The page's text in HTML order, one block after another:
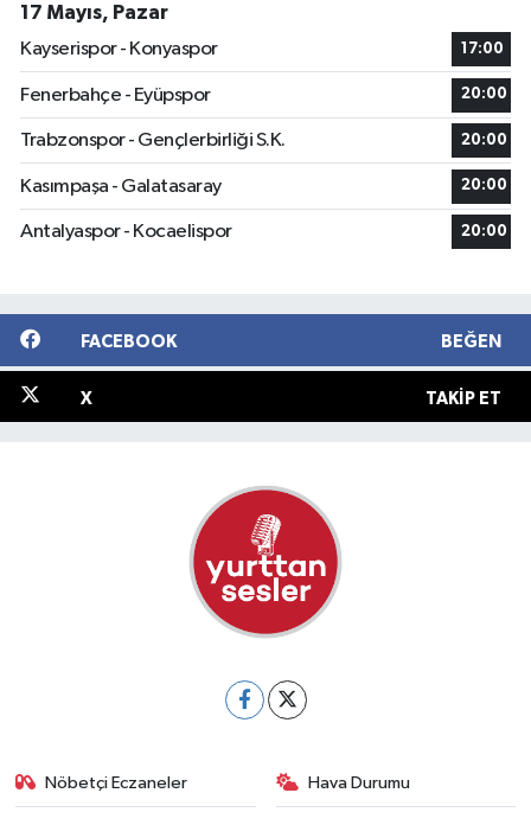
17 Mayıs, Pazar
Kayserispor - Konyaspor
17:00
Fenerbahçe - Eyüpspor 20:00
Trabzonspor - Gençlerbirliği S.K. 20:00
Kasımpaşa - Galatasaray 20:00
Antalyaspor - Kocaelispor 20:00
FACEBOOK BEĞEN
X TAKIP ET
Nöbetçi Eczaneler Hava Durumu